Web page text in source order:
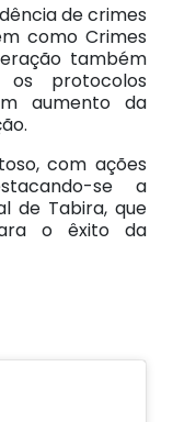
de crimes
como Crimes
também
protocolos
aumento da
com ações
se a
de Tabira, que
o êxito da